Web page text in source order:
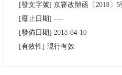
政務公開
市領導
政策兌現 政策解
[發文字號] 京審改辦函 〔2018〕 5
[廢止日期] ----
[發佈日期] 2018-04-10
[有效性] 現行有效